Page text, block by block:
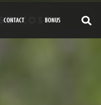
CONTACT BONUS